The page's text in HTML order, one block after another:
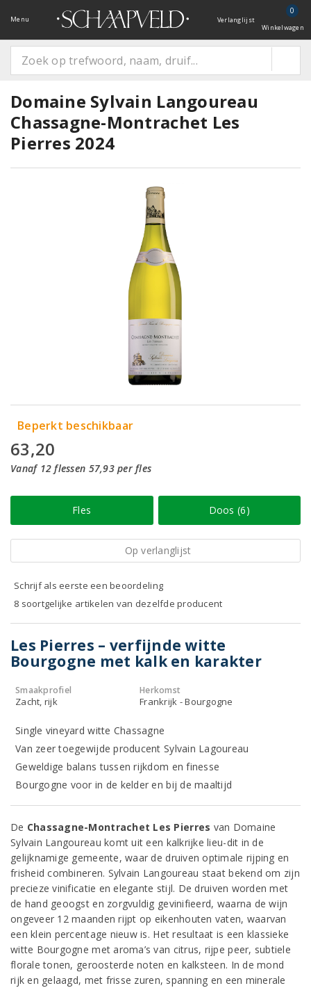
Menu Verlanglijst
0
Winkelwagen
Domaine Sylvain Langoureau
Chassagne-Montrachet Les
Pierres 2024
Beperkt beschikbaar
63,20
Vanaf 12 flessen 57,93 per fles
Fles Doos (6)
Op verlanglijst
Schrijf als eerste een beoordeling
8 soortgelijke artikelen van dezelfde producent
Les Pierres – verfijnde witte
Bourgogne met kalk en karakter
Smaakprofiel
Zacht, rijk
Herkomst
Frankrijk - Bourgogne
Single vineyard witte Chassagne
Van zeer toegewijde producent Sylvain Lagoureau
Geweldige balans tussen rijkdom en finesse
Bourgogne voor in de kelder en bij de maaltijd
De Chassagne-Montrachet Les Pierres van Domaine
Sylvain Langoureau komt uit een kalkrijke lieu-dit in de
gelijknamige gemeente, waar de druiven optimale rijping en
frisheid combineren. Sylvain Langoureau staat bekend om zijn
precieze vinificatie en elegante stijl. De druiven worden met
de hand geoogst en zorgvuldig gevinifieerd, waarna de wijn
ongeveer 12 maanden rijpt op eikenhouten vaten, waarvan
een klein percentage nieuw is. Het resultaat is een klassieke
witte Bourgogne met aroma’s van citrus, rijpe peer, subtiele
florale tonen, geroosterde noten en kalksteen. In de mond
rijk en gelaagd, met frisse zuren, spanning en een minerale